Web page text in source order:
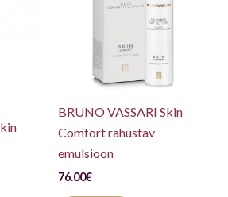
BRUNO VASSARI Skin
Comfort rahustav
emulsioon
76.00€